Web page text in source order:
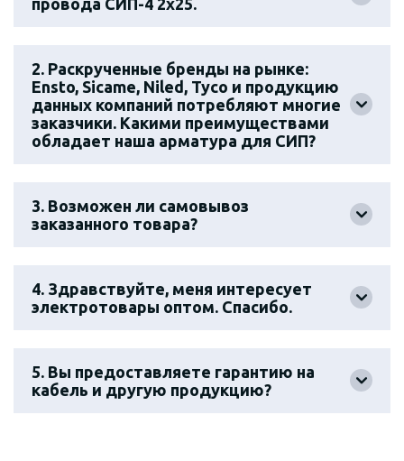
2. Раскрученные бренды на рынке:
Ensto, Sicame, Niled, Tyco и продукцию
данных компаний потребляют многие
заказчики. Какими преимуществами
обладает наша арматура для СИП?
3. Возможен ли самовывоз
заказанного товара?
4. Здравствуйте, меня интересует
электротовары оптом. Спасибо.
5. Вы предоставляете гарантию на
кабель и другую продукцию?